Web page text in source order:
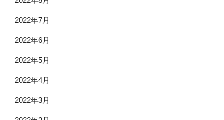
2022年7月
2022年6月
2022年5月
2022年4月
2022年3月